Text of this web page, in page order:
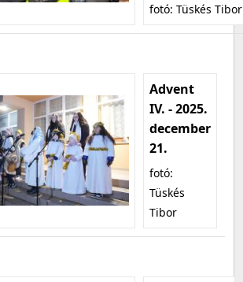
fotó: Tüskés Tibor
Advent
IV. - 2025.
december
21.
fotó:
Tüskés
Tibor